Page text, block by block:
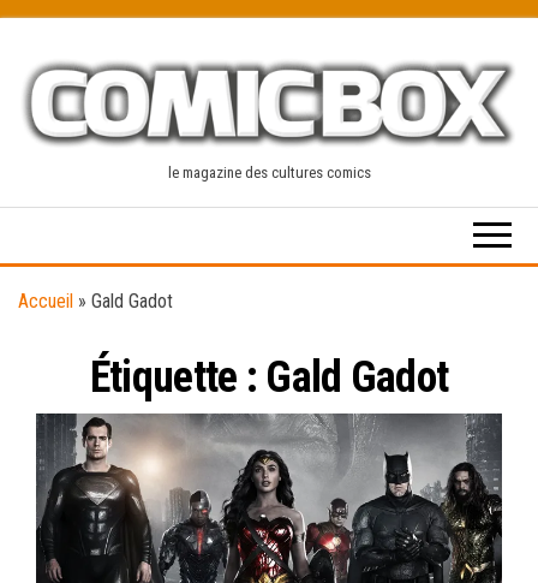
content
le magazine des cultures comics
Accueil » Gald Gadot
Étiquette : Gald Gadot